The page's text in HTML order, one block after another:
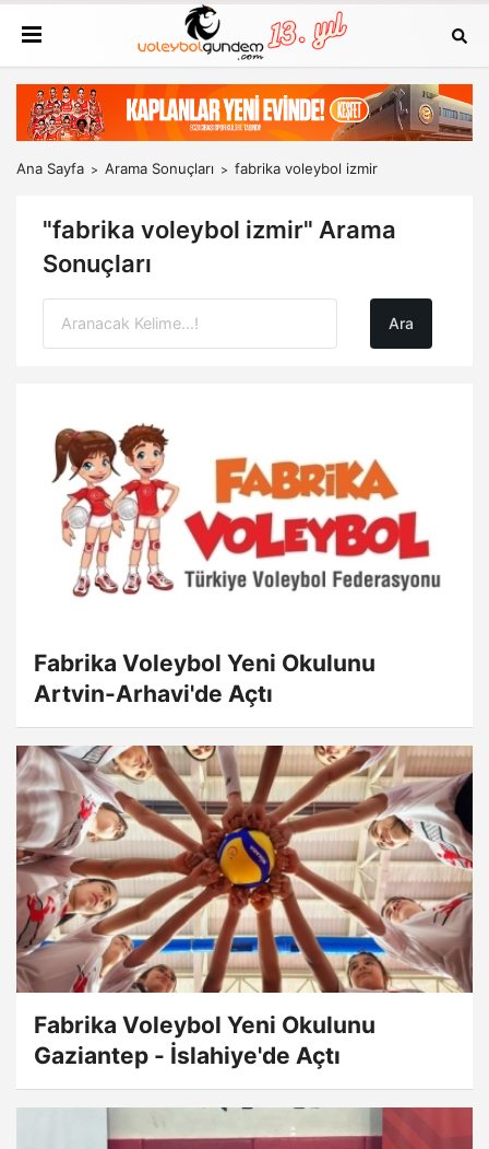
Ana Sayfa Arama Sonuçları fabrika voleybol izmir
"fabrika voleybol izmir" Arama
Sonuçları
Fabrika Voleybol Yeni Okulunu
Artvin-Arhavi'de Açtı
Fabrika Voleybol Yeni Okulunu
Gaziantep - İslahiye'de Açtı